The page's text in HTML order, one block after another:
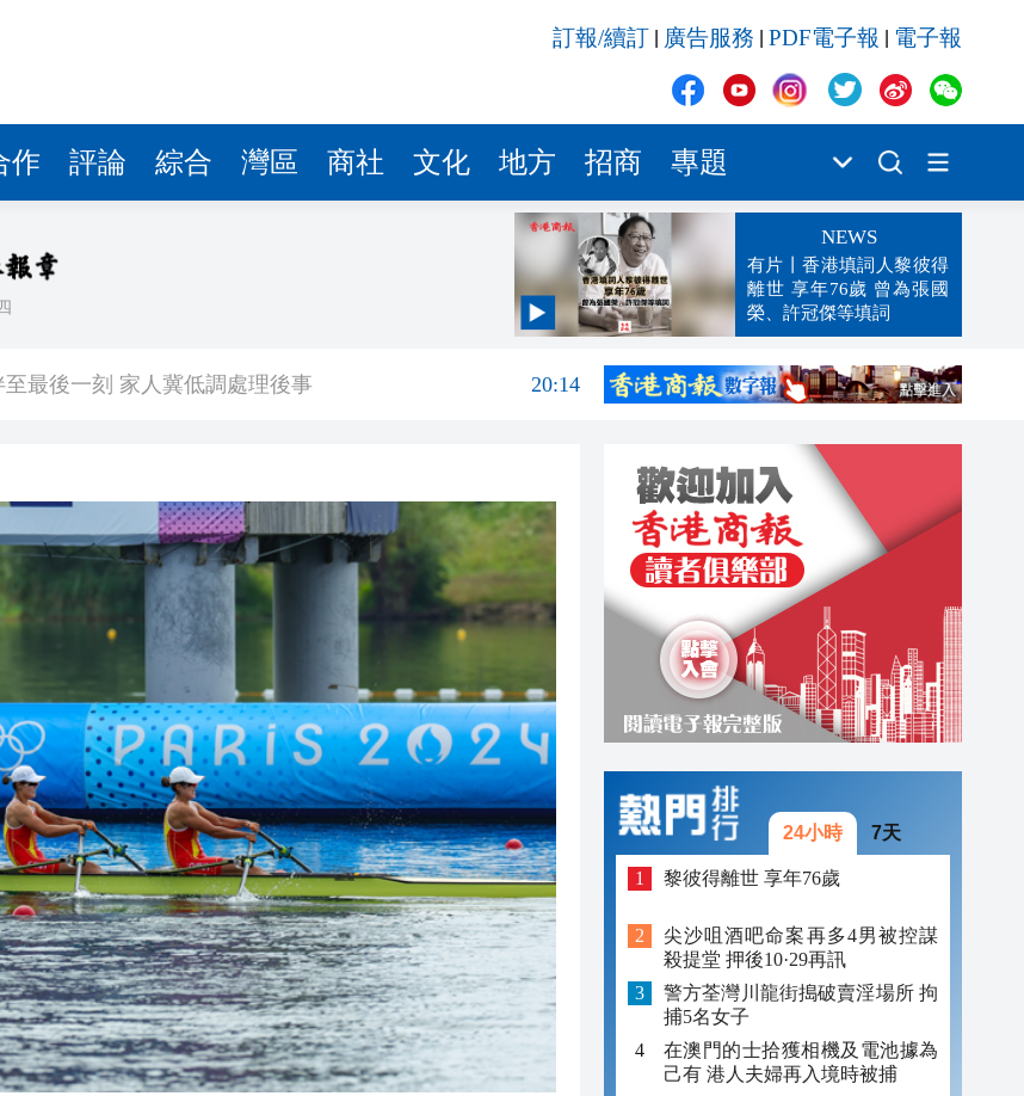
訂報/續訂 廣告服務 PDF電子報 電子報
作 評論 綜合 灣區 商社 文化 地方 招商 專題
NEWS
有片丨香港填詞人黎彼得
離世 享年76歲 曾為張國
榮、許冠傑等填詞
20:32
最後一刻 家人冀低調處理後事
20:14
金比率收窄 太古廣場明年轉正
19:15
18:42
究生專屬書院 提升學習體驗
18:18
理判囚3年
24小時 7天
黎彼得離世 享年76歲
尖沙咀酒吧命案再多4男被控謀
殺提堂 押後10·29再訊
警方荃灣川龍街搗破賣淫場所 拘
捕5名女子
在澳門的士拾獲相機及電池據為
己有 港人夫婦再入境時被捕